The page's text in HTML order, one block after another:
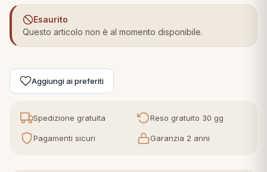
in piuma d'oca
Esaurito
Questo articolo non è al momento disponibile.
Aggiungi ai preferiti
Spedizione gratuita Reso gratuito 30 gg
Pagamenti sicuri Garanzia 2 anni